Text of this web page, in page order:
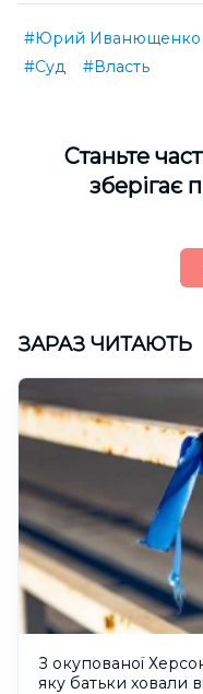
#Юрий Иванющенко
#Суд
#Власть
Cтаньте
зберігає
ЗАРАЗ ЧИТАЮТЬ
З окупованої
яку батьки ховали